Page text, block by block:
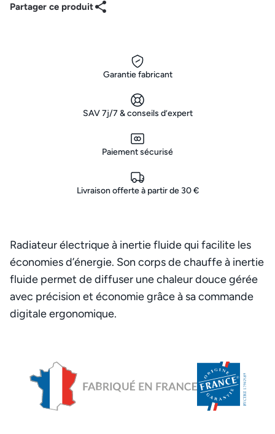
Partager ce produit
Garantie fabricant
SAV 7j/7 & conseils d’expert
Paiement sécurisé
Livraison offerte à partir de 30 €
Radiateur électrique à inertie fluide qui facilite les
économies d’énergie. Son corps de chauffe à inertie
fluide permet de diffuser une chaleur douce gérée
avec précision et économie grâce à sa commande
digitale ergonomique.